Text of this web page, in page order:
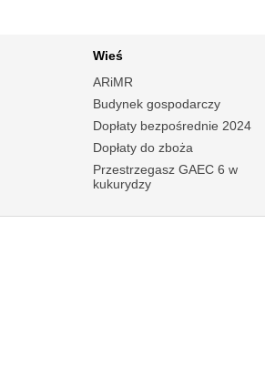
Wieś
ARiMR
Budynek gospodarczy
Dopłaty bezpośrednie 2024
Dopłaty do zboża
Przestrzegasz GAEC 6 w
kukurydzy